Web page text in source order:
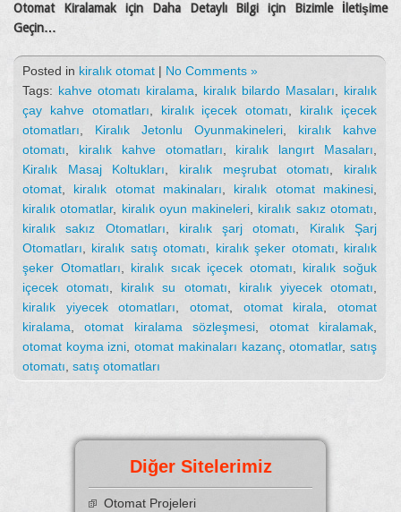
Otomat Kiralamak için Daha Detaylı Bilgi için Bizimle İletişime
Geçin…
Posted in kiralık otomat | No Comments »
Tags: kahve otomatı kiralama kiralık bilardo Masaları
kiralık
çay kahve otomatları
kiralık içecek otomatı
kiralık içecek
otomatları
Kiralık Jetonlu Oyunmakineleri
kiralık kahve
otomatı
kiralık kahve otomatları kiralık langırt Masaları
Kiralık Masaj Koltukları
kiralık meşrubat otomatı
kiralık
otomat
kiralık otomat makinaları kiralık otomat makinesi
kiralık otomatlar, kiralık oyun makineleri kiralık sakız otomatı
kiralık sakız Otomatları
kiralık şarj otomatı
Kiralık Şarj
Otomatları
kiralık satış otomatı kiralık şeker otomatı
kiralık
şeker Otomatları
kiralık sıcak içecek otomatı
kiralık soğuk
içecek otomatı
kiralık su otomatı kiralık yiyecek otomatı
kiralık yiyecek otomatları ,otomat otomat kirala ,otomat
kiralama ,otomat kiralama sözleşmesi otomat kiralamak
otomat koyma izni ,otomat makinaları kazanç,otomatlar,satış
otomatı satış otomatları
Diğer Sitelerimiz
Otomat Projeleri